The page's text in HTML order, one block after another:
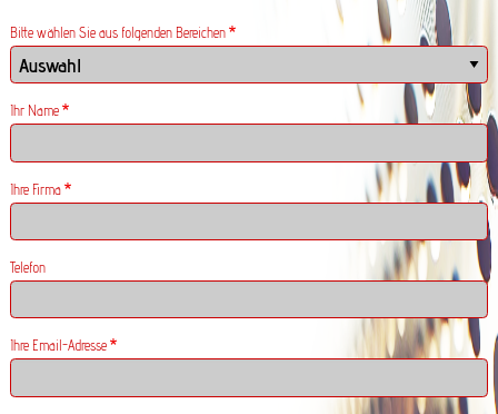
Bitte wählen Sie aus folgenden Bereichen
Ihr Name
Ihre Firma
Telefon
Ihre Email-Adresse